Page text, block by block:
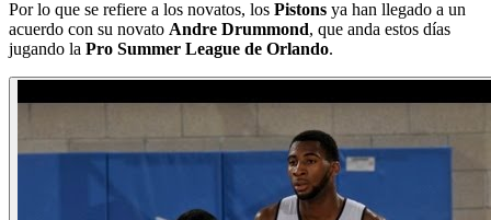
Por lo que se refiere a los novatos, los Pistons ya han llegado a un
acuerdo con su novato Andre Drummond, que anda estos días
jugando la Pro Summer League de Orlando.